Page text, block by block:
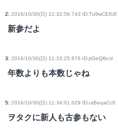
2: 2016/10/30(日) 11:32:58.743 ID:Tu9wCEfU0
新参だよ
3: 2016/10/30(日) 11:33:25.676 ID:jrGeQfbcd
年数よりも本数じゃね
5: 2016/10/30(日) 11:34:01.029 ID:utBeqaCc0
ヲタクに新人も古参もない